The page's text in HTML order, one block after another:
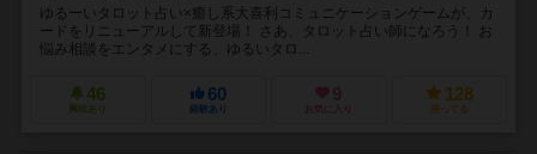
ゆるーいタロット占い×癒し系大喜利コミュニケーションゲームが、カ
ードをリニューアルして新登場！ さあ、タロット占い師になろう！ お
悩み相談をエンタメにする、ゆるいタロ...
46
興味あり
60
経験あり
9
お気に入り
128
持ってる